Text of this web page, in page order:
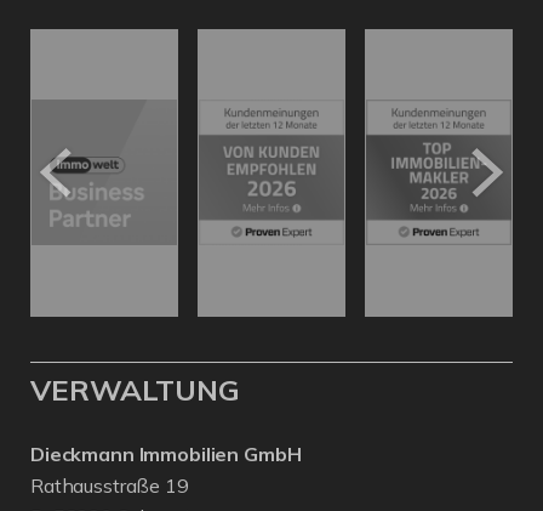
VERWALTUNG
Dieckmann Immobilien GmbH
Rathausstraße 19